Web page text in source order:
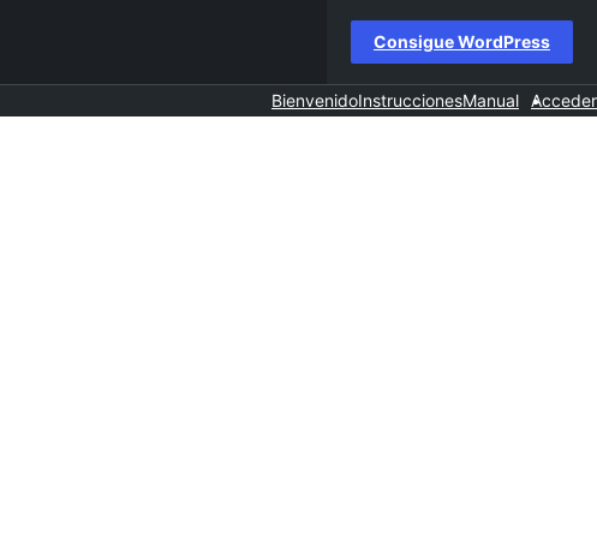
Consigue WordPress
BienvenidoInstruccionesManual Acceder